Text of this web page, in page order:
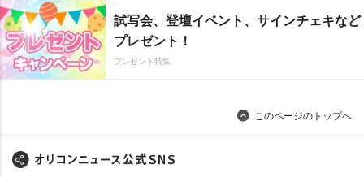
試写会、登壇イベント、サインチェキなど
プレゼント！
プレゼント特集
このページのトップへ